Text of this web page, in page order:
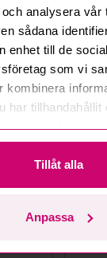
analysera vår
sådana
enhet till de
som vi
kombinera
har tillhandahållit
använt deras
Tillåt alla
Anpassa
fler frågor och
kategori